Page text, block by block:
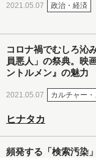
2021.05.07 政治・経済
コロナ禍でむしろ沁
員悪人」の祭典。映
ントルメン』の魅力
2021.05.07 カルチャー
ヒナタカ
頻発する「検索汚染